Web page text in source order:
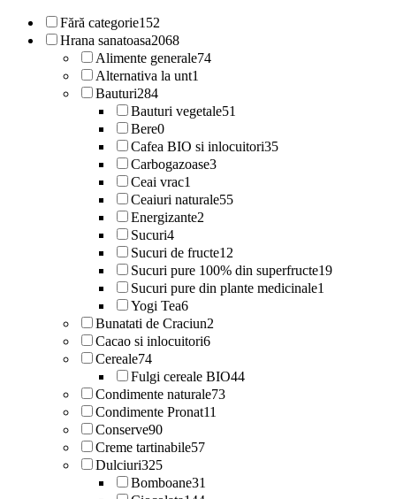
Fără categorie152
Hrana sanatoasa2068
Alimente generale74
Alternativa la unt1
Bauturi284
Bauturi vegetale51
Bere0
Cafea BIO si inlocuitori35
Carbogazoase3
Ceai vrac1
Ceaiuri naturale55
Energizante2
Sucuri4
Sucuri de fructe12
Sucuri pure 100% din superfructe19
Sucuri pure din plante medicinale1
Yogi Tea6
Bunatati de Craciun2
Cacao si inlocuitori6
Cereale74
Fulgi cereale BIO44
Condimente naturale73
Condimente Pronat11
Conserve90
Creme tartinabile57
Dulciuri325
Bomboane31